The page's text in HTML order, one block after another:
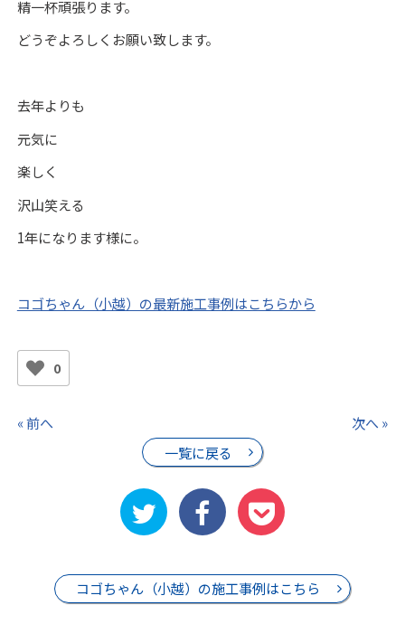
精一杯頑張ります。
どうぞよろしくお願い致します。
去年よりも
元気に
楽しく
沢山笑える
1年になります様に。
コゴちゃん（小越）の最新施工事例はこちらから
0
« 前へ
一覧に戻る
次へ »
コゴちゃん（小越）の施工事例はこちら